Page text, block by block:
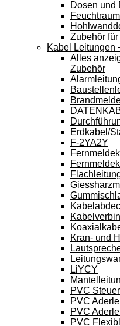
Dosen und
Zubehör
Kabel Leitungen
Alles
Zubehör
Erdkabel/
F-2YA2Y
Kran- und
LiYCY
PVC
PVC
PVC
PVC